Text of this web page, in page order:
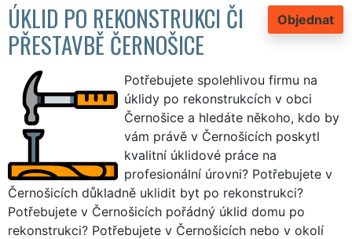
Objednat
ÚKLID PO REKONSTRUKCI ČI
PŘESTAVBĚ ČERNOŠICE
Potřebujete spolehlivou firmu na
úklidy po rekonstrukcích v obci
Černošice a hledáte někoho, kdo by
vám právě v Černošicích poskytl
kvalitní úklidové práce na
profesionální úrovni? Potřebujete v
Černošicích důkladně uklidit byt po rekonstrukci?
Potřebujete v Černošicích pořádný úklid domu po
rekonstrukci? Potřebujete v Černošicích nebo v okolí